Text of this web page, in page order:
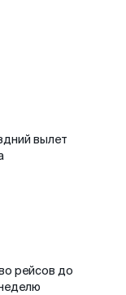
вылет
рейсов до